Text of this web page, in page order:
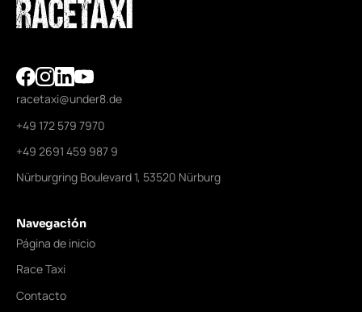
Navegación
Página de inicio
Race Taxi
Contacto
racetaxi@under8.de
+49 172 579 7970
+49 2691 459 987 9
Nürburgring Boulevard 1, 53520 Nürburg